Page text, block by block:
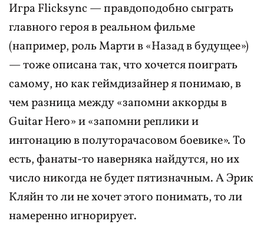
Игра Flicksync — правдоподобно сыграть
главного героя в реальном фильме
(например, роль Марти в «Назад в будущее»)
— тоже описана так, что хочется поиграть
самому, но как геймдизайнер я понимаю, в
чем разница между «запомни аккорды в
Guitar Hero» и «запомни реплики и
интонацию в полуторачасовом боевике». То
есть, фанаты-то наверняка найдутся, но их
число никогда не будет пятизначным. А Эрик
Кляйн то ли не хочет этого понимать, то ли
намеренно игнорирует.